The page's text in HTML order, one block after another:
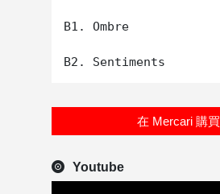
B1. Ombre
在 Mercari 購買
Youtube